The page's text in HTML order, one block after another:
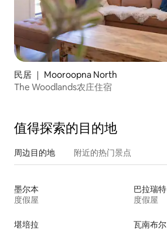
民居 ｜ Mooroopna North
The Woodlands农庄住宿
值得探索的目的地
周边目的地 附近的热门景点
墨尔本
度假屋
巴拉瑞特
度假屋
堪培拉
瓦南布尔